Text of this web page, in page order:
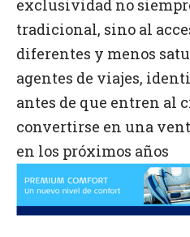
exclusividad no
tradicional, sino al
diferentes y menos
agentes de viajes,
antes de que entren al
convertirse en una
en los próximos años